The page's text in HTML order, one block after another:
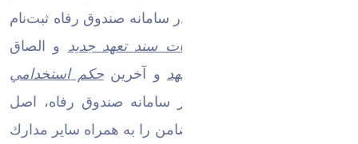
قسمت ثبت‌نام كاربر جديد، در سامانه صندوق رفاه ثبت‌نام
ثبت اطلاعات سند تعهد جدید و الصاق
تصوير كليه صفحات سند تعهد و آخرينحكم استخدامي
(حكم سال جاري) در سامانه صندوق رفاه، اصل
سند تعهد وحكم استخدامي ضامن را به همراه ساير مدارك